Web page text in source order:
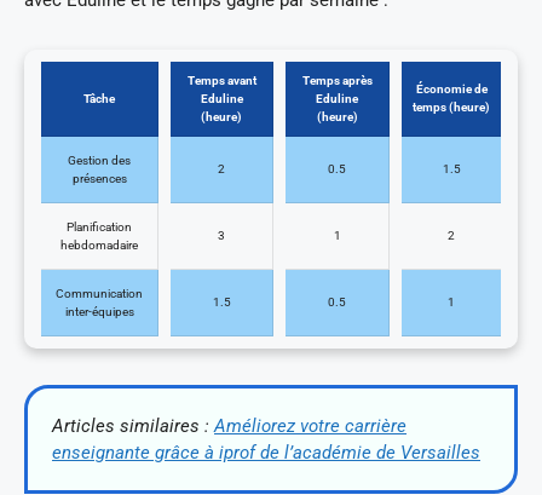
Tâche
Temps avant
Eduline
(heure)
Temps après
Eduline
(heure)
Économie de
temps (heure)
Gestion des
présences
2 0.5 1.5
Planification
hebdomadaire
3 1 2
Communication
inter-équipes
1.5 0.5 1
Articles similaires :Améliorez votre carrière
enseignante grâce à iprof de l’académie de Versailles